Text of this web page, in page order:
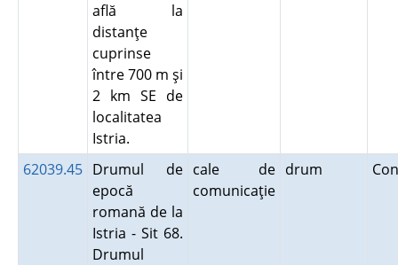
află la
distanţe
cuprinse
între 700 m şi
2 km SE de
localitatea
Istria.
62039.45 Drumul de
epocă
romană de la
Istria - Sit 68.
Drumul
cale de
comunicaţie
drum